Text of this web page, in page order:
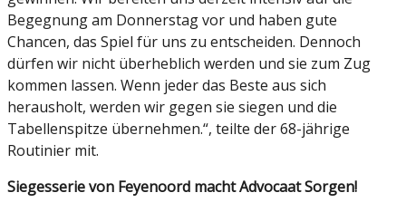
Begegnung am Donnerstag vor und haben gute
Chancen, das Spiel für uns zu entscheiden. Dennoch
dürfen wir nicht überheblich werden und sie zum Zug
kommen lassen. Wenn jeder das Beste aus sich
herausholt, werden wir gegen sie siegen und die
Tabellenspitze übernehmen.“, teilte der 68-jährige
Routinier mit.
Siegesserie von Feyenoord macht Advocaat Sorgen!